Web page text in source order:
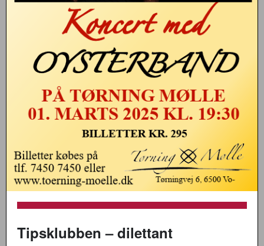
Tipsklubben – dilettant